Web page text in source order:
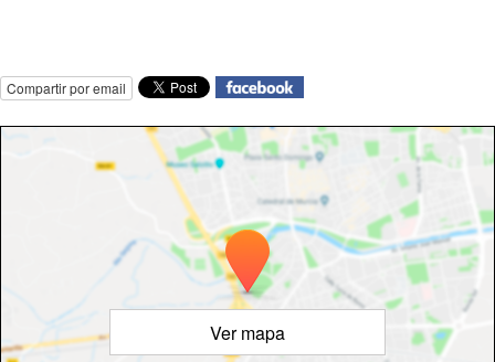
Compartir por email
Ver mapa